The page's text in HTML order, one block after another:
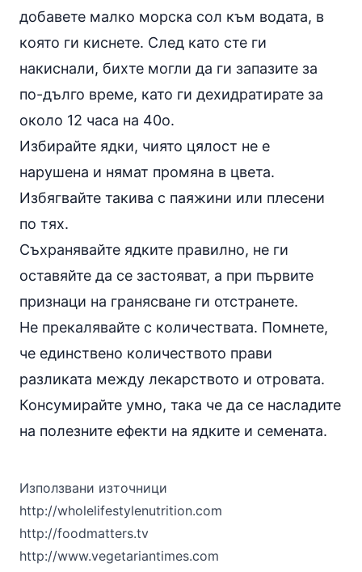
добавете малко морска сол към водата, в
която ги киснете. След като сте ги
накиснали, бихте могли да ги запазите за
по-дълго време, като ги дехидратирате за
около 12 часа на 40о.
Избирайте ядки, чиято цялост не е
нарушена и нямат промяна в цвета.
Избягвайте такива с паяжини или плесени
по тях.
Съхранявайте ядките правилно, не ги
оставяйте да се застояват, а при първите
признаци на гранясване ги отстранете.
Не прекалявайте с количествата. Помнете,
че единствено количеството прави
разликата между лекарството и отровата.
Консумирайте умно, така че да се насладите
на полезните ефекти на ядките и семената.
Използвани източници
http://wholelifestylenutrition.com
http://foodmatters.tv
http://www.vegetariantimes.com